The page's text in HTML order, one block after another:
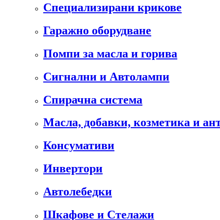
Специализирани крикове
Гаражно оборудване
Помпи за масла и горива
Сигнални и Автолампи
Спирачна система
Масла, добавки, козметика и
Консумативи
Инвертори
Автолебедки
Шкафове и Стелажи